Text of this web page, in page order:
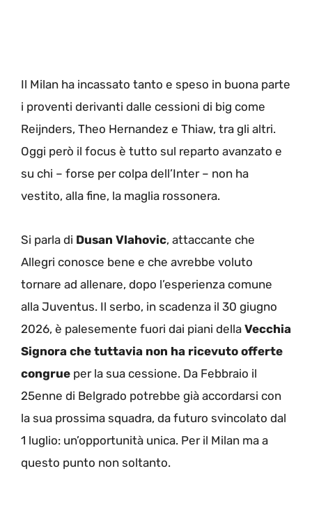
Il Milan ha incassato tanto e speso in buona parte
i proventi derivanti dalle cessioni di big come
Reijnders, Theo Hernandez e Thiaw, tra gli altri.
Oggi però il focus è tutto sul reparto avanzato e
su chi – forse per colpa dell’Inter – non ha
vestito, alla fine, la maglia rossonera.
Si parla di Dusan Vlahovic, attaccante che
Allegri conosce bene e che avrebbe voluto
tornare ad allenare, dopo l’esperienza comune
alla Juventus. Il serbo, in scadenza il 30 giugno
2026, è palesemente fuori dai piani della Vecchia
Signora che tuttavia non ha ricevuto offerte
congrue per la sua cessione. Da Febbraio il
25enne di Belgrado potrebbe già accordarsi con
la sua prossima squadra, da futuro svincolato dal
1 luglio: un’opportunità unica. Per il Milan ma a
questo punto non soltanto.